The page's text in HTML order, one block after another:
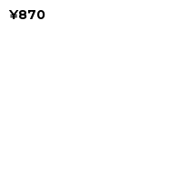
¥870